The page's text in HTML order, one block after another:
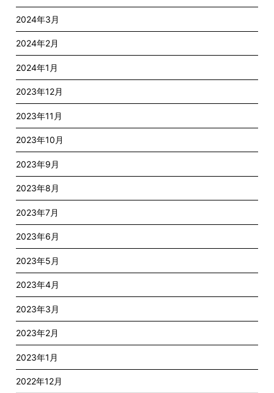
2024年3月
2024年2月
2024年1月
2023年12月
2023年11月
2023年10月
2023年9月
2023年8月
2023年7月
2023年6月
2023年5月
2023年4月
2023年3月
2023年2月
2023年1月
2022年12月